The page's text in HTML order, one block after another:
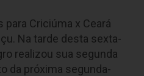
para Criciúma x Ceará
Na tarde desta sexta-
realizou sua segunda
da próxima segunda-